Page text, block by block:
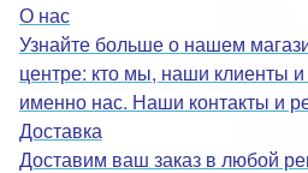
О нас
Узнайте больше о нашем
центре: кто мы, наши клиенты
именно нас. Наши контакты и
Доставка
Доставим ваш заказ в любой